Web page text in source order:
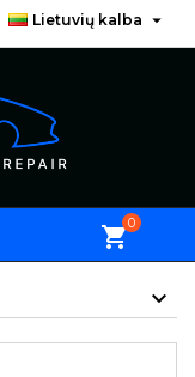
Lietuvių kalba 
shopping_cart0